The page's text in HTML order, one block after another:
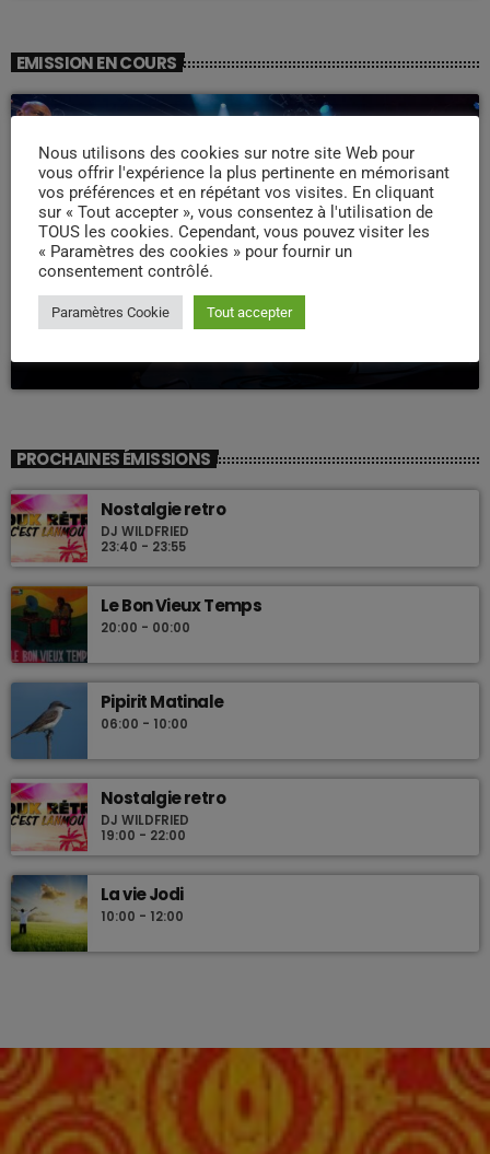
EMISSION EN COURS
Week end Compas Familly
PROCHAINES ÉMISSIONS
Nostalgie retro
DJ WILDFRIED
23:40 - 23:55
Le Bon Vieux Temps
20:00 - 00:00
Pipirit Matinale
06:00 - 10:00
Nostalgie retro
DJ WILDFRIED
19:00 - 22:00
La vie Jodi
10:00 - 12:00
Nous utilisons des cookies sur notre site Web pour
vous offrir l'expérience la plus pertinente en mémorisant
vos préférences et en répétant vos visites. En cliquant
sur « Tout accepter », vous consentez à l'utilisation de
TOUS les cookies. Cependant, vous pouvez visiter les
« Paramètres des cookies » pour fournir un
consentement contrôlé.
Paramètres Cookie Tout accepter